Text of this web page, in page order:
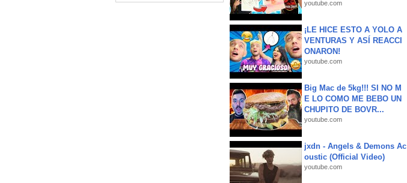
youtube.com
¡LE HICE ESTO A YOLO A
VENTURAS Y ASÍ REACCI
ONARON!
youtube.com
Big Mac de 5kg!!! SI NO M
E LO COMO ME BEBO UN
CHUPITO DE BOVR...
youtube.com
jxdn - Angels & Demons Ac
oustic (Official Video)
youtube.com